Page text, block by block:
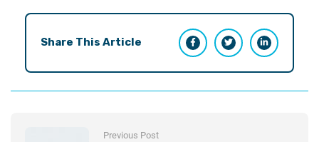
Share This Article
Previous Post